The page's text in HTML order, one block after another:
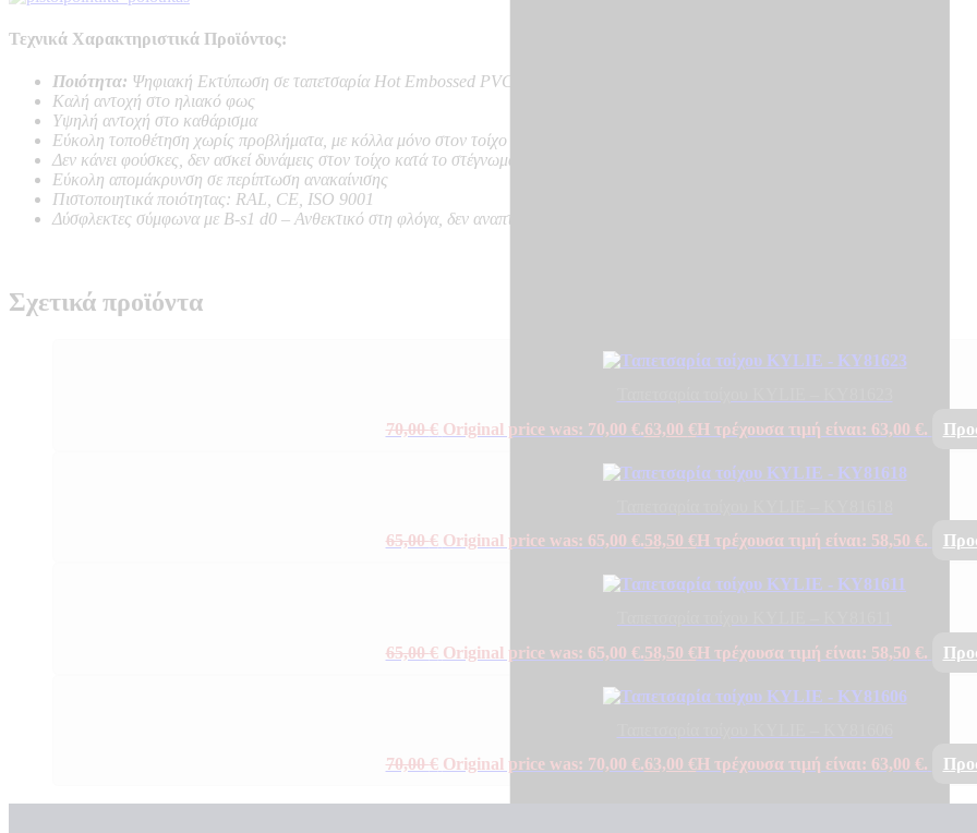
Τεχνικά Χαρακτηριστικά Προϊόντος:
Ποιότητα: Ψηφιακή Εκτύπωση σε ταπετσαρία Hot Embossed PVC on Vlies – Non Woven backing
Καλή αντοχή στο ηλιακό φως
Υψηλή αντοχή στο καθάρισμα
Εύκολη τοποθέτηση χωρίς προβλήματα, με κόλλα μόνο στον τοίχο
Δεν κάνει φούσκες, δεν ασκεί δυνάμεις στον τοίχο κατά το στέγνωμα
Εύκολη απομάκρυνση σε περίπτωση ανακαίνισης
Πιστοποιητικά ποιότητας: RAL, CE, ISO 9001
Δύσφλεκτες σύμφωνα με B-s1 d0 – Ανθεκτικό στη φλόγα, δεν αναπτύσσουν καπνό, δε δημιουργούν φλεγόμενα σωματίδια
Σχετικά προϊόντα
70,00€ Original price was: 70,00 €.63,00 €Η τρέχουσα τιμή είναι: 63,00 €.
65,00€ Original price was: 65,00 €.58,50 €Η τρέχουσα τιμή είναι: 58,50 €.
65,00€ Original price was: 65,00 €.58,50 €Η τρέχουσα τιμή είναι: 58,50 €.
70,00€ Original price was: 70,00 €.63,00 €Η τρέχουσα τιμή είναι: 63,00 €.